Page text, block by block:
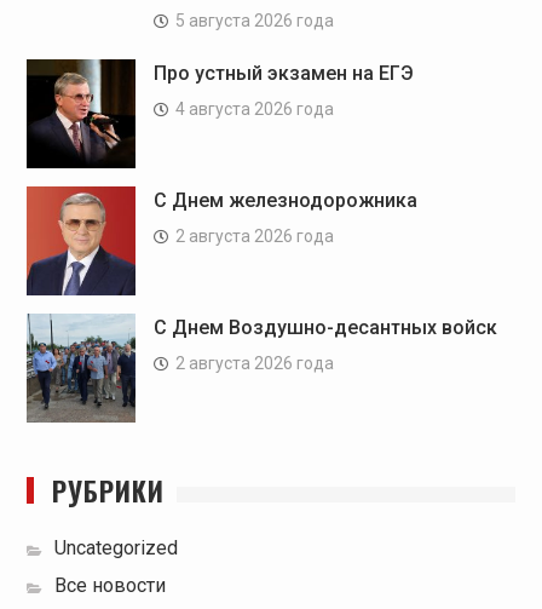
5 августа 2026 года
Про устный экзамен на ЕГЭ
4 августа 2026 года
С Днем железнодорожника
2 августа 2026 года
С Днем Воздушно-десантных войск
2 августа 2026 года
РУБРИКИ
Uncategorized
Все новости